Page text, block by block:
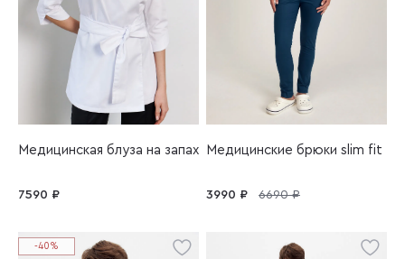
Медицинская блуза на запах
7590 ₽
Медицинские брюки slim fit
3990 ₽ 6690 ₽
-40%